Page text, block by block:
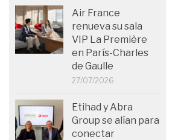
Air France
renueva su sala
VIP La Première
en París-Charles
de Gaulle
27/07/2026
Etihad y Abra
Group se alían para
conectar